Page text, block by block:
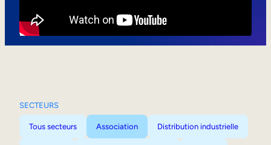
SECTEURS
Tous secteurs Association Distribution industrielle